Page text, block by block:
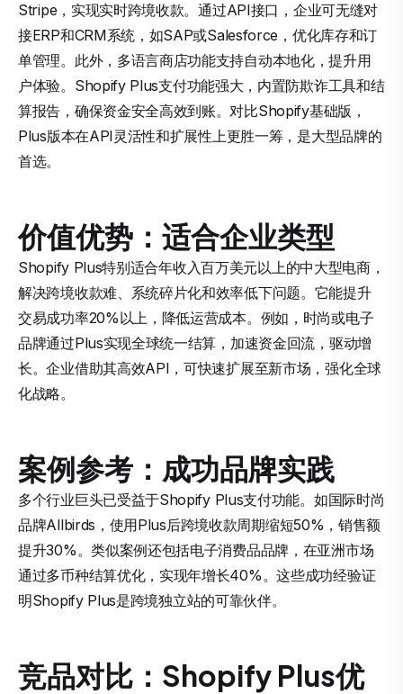
Stripe，实现实时跨境收款。通过API接口，企业可无缝对
接ERP和CRM系统，如SAP或Salesforce，优化库存和订
单管理。此外，多语言商店功能支持自动本地化，提升用
户体验。Shopify Plus支付功能强大，内置防欺诈工具和结
算报告，确保资金安全高效到账。对比Shopify基础版，
Plus版本在API灵活性和扩展性上更胜一筹，是大型品牌的
首选。
价值优势：适合企业类型
Shopify Plus特别适合年收入百万美元以上的中大型电商，
解决跨境收款难、系统碎片化和效率低下问题。它能提升
交易成功率20%以上，降低运营成本。例如，时尚或电子
品牌通过Plus实现全球统一结算，加速资金回流，驱动增
长。企业借助其高效API，可快速扩展至新市场，强化全球
化战略。
案例参考：成功品牌实践
多个行业巨头已受益于Shopify Plus支付功能。如国际时尚
品牌Allbirds，使用Plus后跨境收款周期缩短50%，销售额
提升30%。类似案例还包括电子消费品品牌，在亚洲市场
通过多币种结算优化，实现年增长40%。这些成功经验证
明Shopify Plus是跨境独立站的可靠伙伴。
竞品对比：Shopify Plus优